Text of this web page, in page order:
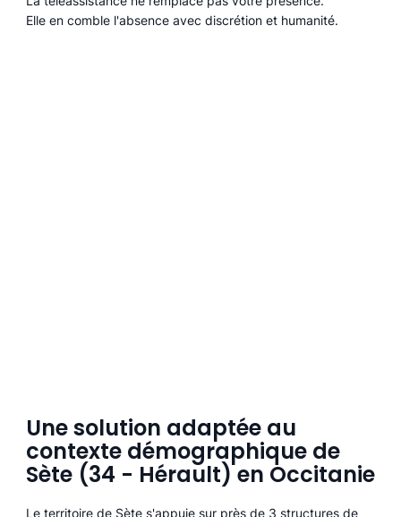
Elle en comble l'absence avec discrétion et humanité.
Une solution adaptée au
contexte démographique de
Sète (34 - Hérault) en Occitanie
Le territoire de Sète s'appuie sur près de 3 structures de